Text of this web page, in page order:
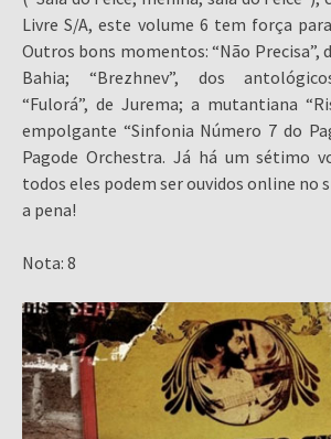
Livre S/A, este volume 6 tem força
Outros bons momentos: “Não Precisa”,
Bahia; “Brezhnev”, dos
“Fulorá”, de Jurema; a mutantiana
empolgante “Sinfonia Número 7 do
Pagode Orchestra. Já há um sétimo
todos eles podem ser ouvidos online no
a pena!
Nota: 8